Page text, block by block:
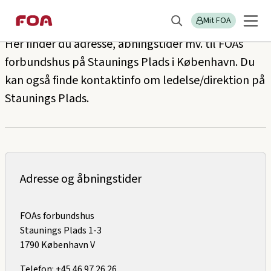
til
hovedindhold
til
hovedmenu
Søg Mit FOA
Kontakt FOAs forbundshus
Her finder du adresse, åbningstider mv. til FOAs
forbundshus på Staunings Plads i København. Du
kan også finde kontaktinfo om ledelse/direktion på
Staunings Plads.
Adresse og åbningstider
FOAs forbundshus
Staunings Plads 1-3
1790 København V